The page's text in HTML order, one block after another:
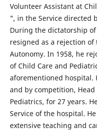
Volunteer Assistant at
", in the Service directed
During the dictatorship of
resigned as a rejection
Autonomy. In 1958, he
of Child Care and
aforementioned hospital.
and by competition,
Pediatrics, for 27 years.
Service of the hospital.
extensive teaching and